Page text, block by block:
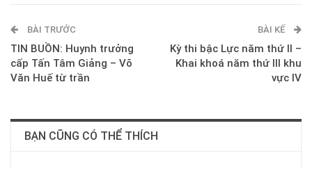
E-mail
BÀI TRƯỚC
TIN BUỒN: Huynh trưởng
cấp Tấn Tâm Giảng – Võ
Văn Huế từ trần
BÀI KẾ
Kỳ thi bậc Lực năm thứ II –
Khai khoá năm thứ III khu
vực IV
BẠN CŨNG CÓ THỂ THÍCH